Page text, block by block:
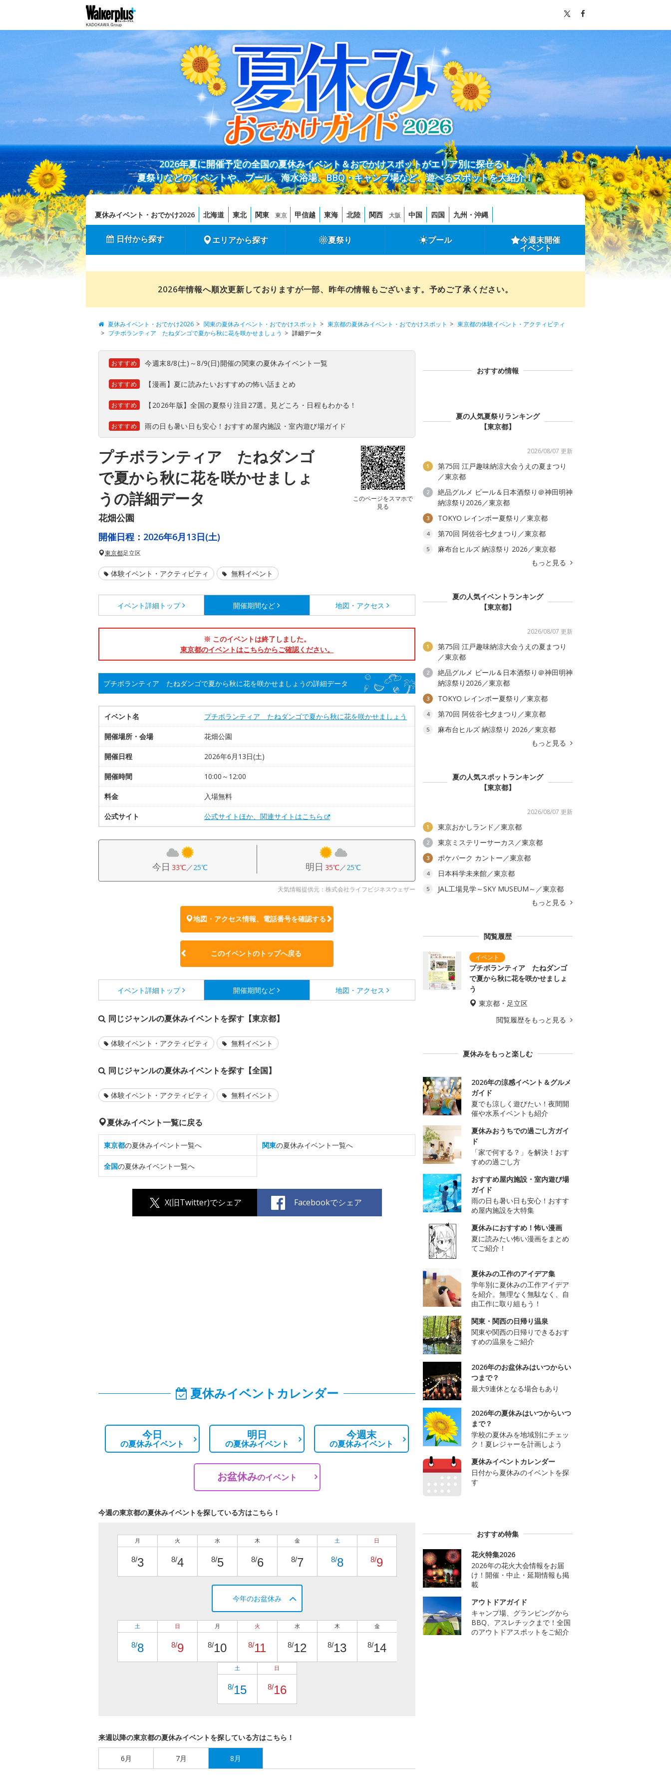
2026年夏に開催予定の全国の夏休みイベント＆おでかけスポットがエリア別に探せる！
夏祭りなどのイベントや、プール、海水浴場、BBQ・キャンプ場など、遊べるスポットを大紹介！
夏休みイベント・おでかけ2026 北海道 東北 関東 東京 甲信越 東海 北陸 関西 大阪 中国 四国 九州・沖縄
日付から探す エリアから探す 夏祭り プール 今週末開催
イベント
2026年情報へ順次更新しておりますが一部、昨年の情報もございます。予めご了承ください。
夏休みイベント・おでかけ2026 関東の夏休みイベント・おでかけスポット 東京都の夏休みイベント・おでかけスポット
東京都の体験イベント・アクティビティ
プチボランティア たねダンゴで夏から秋に花を咲かせましょう
詳細データ
おすすめ 今週末8/8(土)～8/9(日)開催の関東の夏休みイベント一覧
おすすめ 【漫画】夏に読みたいおすすめの怖い話まとめ
おすすめ 【2026年版】全国の夏祭り注目27選。見どころ・日程もわかる！
おすすめ 雨の日も暑い日も安心！おすすめ屋内施設・室内遊び場ガイド
プチボランティア たねダンゴ
で夏から秋に花を咲かせましょ
うの詳細データ
花畑公園
このページをスマホで
見る
開催日程： 2026年6月13日(土)
東京都足立区
体験イベント・アクティビティ 無料イベント
イベント詳細 トップ 開催期間など 地図・アクセス
※ このイベントは終了しました。
東京都のイベントはこちらからご確認ください。
プチボランティア たねダンゴで夏から秋に花を咲かせましょうの詳細データ
イベント名 プチボランティア たねダンゴで夏から秋に花を咲かせましょう
開催場所・会場 花畑公園
開催日程 2026年6月13日(土)
開催時間 10:00～12:00
料金 入場無料
公式サイト 公式サイトほか、関連サイトはこちら
今日 33℃／25℃ 明日 35℃／25℃
天気情報提供元：株式会社ライフビジネスウェザー
地図・アクセス情報、電話番号を確認する
このイベントのトップへ戻る
イベント詳細 トップ 開催期間など 地図・アクセス
同じジャンルの夏休みイベントを探す【東京都】
体験イベント・アクティビティ 無料イベント
同じジャンルの夏休みイベントを探す【全国】
体験イベント・アクティビティ 無料イベント
夏休みイベント一覧に戻る
東京都の夏休みイベント一覧へ 関東の夏休みイベント一覧へ
全国の夏休みイベント一覧へ
X(旧Twitter)でシェア Facebookでシェア
夏休みイベントカレンダー
今日
の夏休みイベント
明日
の夏休みイベント
今週末
の夏休みイベント
お盆休みのイベント
今週の東京都の夏休みイベントを探している方はこちら！
月
8/3
火
8/4
水
8/5
木
8/6
金
8/7
土
8/8
日
8/9
今年のお盆休み
土
8/8
日
8/9
月
8/10
火
8/11
水
8/12
木
8/13
金
8/14
土
8/15
日
8/16
来週以降の東京都の夏休みイベントを探している方はこちら！
6月 7月 8月
おすすめ情報
夏の人気夏祭りランキング
【東京都】
2026/08/07 更新
1
第75回 江戸趣味納涼大会うえの夏まつり
／東京都
2
絶品グルメ ビール＆日本酒祭り＠神田明神
納涼祭り2026／東京都
3 TOKYO レインボー夏祭り／東京都
4 第70回 阿佐谷七夕まつり／東京都
5
麻布台ヒルズ 納涼祭り 2026／東京都
もっと見る
夏の人気イベントランキング
【東京都】
2026/08/07 更新
1
第75回 江戸趣味納涼大会うえの夏まつり
／東京都
2
絶品グルメ ビール＆日本酒祭り＠神田明神
納涼祭り2026／東京都
3 TOKYO レインボー夏祭り／東京都
4 第70回 阿佐谷七夕まつり／東京都
5
麻布台ヒルズ 納涼祭り 2026／東京都
もっと見る
夏の人気スポットランキング
【東京都】
2026/08/07 更新
1 東京おかしランド／東京都
2 東京ミステリーサーカス／東京都
3 ポケパーク カントー／東京都
4 日本科学未来館／東京都
5
JAL工場見学～SKY MUSEUM～／東京都
もっと見る
閲覧履歴
プチボランティア たねダンゴ
で夏から秋に花を咲かせましょ
う
東京都・足立区
閲覧履歴をもっと見る
夏休みをもっと楽しむ
2026年の涼感イベント＆グルメ
ガイド
夏でも涼しく遊びたい！夜間開
催や水系イベントも紹介
夏休みおうちでの過ごし方ガイ
ド
「家で何する？」を解決！おす
すめの過ごし方
おすすめ屋内施設・室内遊び場
ガイド
雨の日も暑い日も安心！おすす
め屋内施設を大特集
夏休みにおすすめ！怖い漫画
夏に読みたい怖い漫画をまとめ
てご紹介！
夏休みの工作のアイデア集
学年別に夏休みの工作アイデア
を紹介。無理なく無駄なく、自
由工作に取り組もう！
関東・関西の日帰り温泉
関東や関西の日帰りできるおす
すめの温泉をご紹介
2026年のお盆休みはいつからい
つまで？
最大9連休となる場合もあり
2026年の夏休みはいつからいつ
まで？
学校の夏休みを地域別にチェッ
ク！夏レジャーを計画しよう
夏休みイベントカレンダー
日付から夏休みのイベントを探
す
おすすめ特集
花火特集2026
2026年の花火大会情報をお届
け！開催・中止・延期情報も掲
載
アウトドアガイド
キャンプ場、グランピングから
BBQ、アスレチックまで！全国
のアウトドアスポットをご紹介